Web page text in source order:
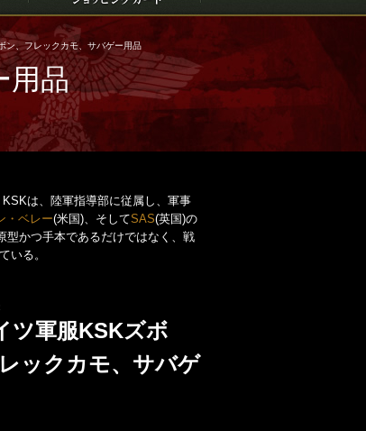
用品
ン、フレックカモ、サバゲー用品
は、陸軍指導部に従属し、軍事
・ベレー(米国)、そしてSAS(英国)の
型かつ手本であるだけではなく、戦
いる。
ツ軍服KSKズボ
ックカモ、サバゲ